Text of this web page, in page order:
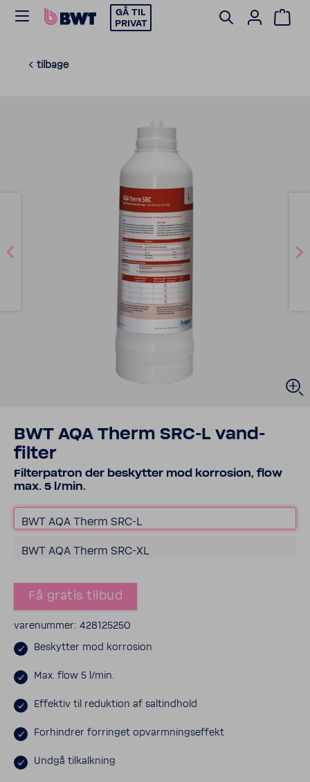
GÅ TIL
PRIVAT
tilbage
BWT AQA Therm SRC-L vand­
filter
Filter­pa­tron der beskytter mod korro­sion, flow
max. 5 l/min.
BWT AQA Therm SRC-L
BWT AQA Therm SRC-​XL
Få gratis tilbud
vare­nummer: 428125250
Beskytter mod korro­sion
Max. flow 5 l/min.
Effektiv til reduk­tion af saltind­hold
Forhin­drer forringet opvarm­nings­ef­fekt
Undgå tilkal­k­ning